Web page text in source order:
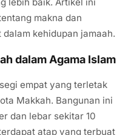
makna dan
kehidupan jamaah.
dalam Agama Islam
empat yang terletak
Makkah. Bangunan ini
dan lebar sekitar 10
atap yang terbuat